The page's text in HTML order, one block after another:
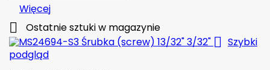
Więcej
 Ostatnie sztuki w magazynie
 Szybki
podgląd